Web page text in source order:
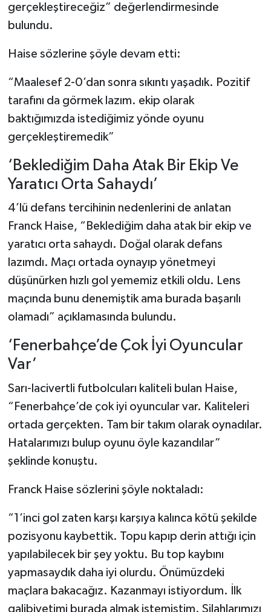
gerçekleştireceğiz” değerlendirmesinde
bulundu.
Haise sözlerine şöyle devam etti:
“Maalesef 2-0’dan sonra sıkıntı yaşadık. Pozitif
tarafını da görmek lazım. ekip olarak
baktığımızda istediğimiz yönde oyunu
gerçekleştiremedik”
‘Beklediğim Daha Atak Bir Ekip Ve
Yaratıcı Orta Sahaydı’
4’lü defans tercihinin nedenlerini de anlatan
Franck Haise, “Beklediğim daha atak bir ekip ve
yaratıcı orta sahaydı. Doğal olarak defans
lazımdı. Maçı ortada oynayıp yönetmeyi
düşünürken hızlı gol yememiz etkili oldu. Lens
maçında bunu denemiştik ama burada başarılı
olamadı” açıklamasında bulundu.
‘Fenerbahçe’de Çok İyi Oyuncular
Var’
Sarı-lacivertli futbolcuları kaliteli bulan Haise,
“Fenerbahçe’de çok iyi oyuncular var. Kaliteleri
ortada gerçekten. Tam bir takım olarak oynadılar.
Hatalarımızı bulup oyunu öyle kazandılar”
şeklinde konuştu.
Franck Haise sözlerini şöyle noktaladı:
“1’inci gol zaten karşı karşıya kalınca kötü şekilde
pozisyonu kaybettik. Topu kapıp derin attığı için
yapılabilecek bir şey yoktu. Bu top kaybını
yapmasaydık daha iyi olurdu. Önümüzdeki
maçlara bakacağız. Kazanmayı istiyordum. İlk
galibiyetimi burada almak istemiştim. Silahlarımızı